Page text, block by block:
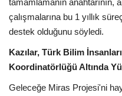
çalışmalarına bu 1 yıllık
destek olduğunu söyledi.
Kazılar, Türk Bilim
Koordinatörlüğü Altında
Geleceğe Miras Projesi'ni